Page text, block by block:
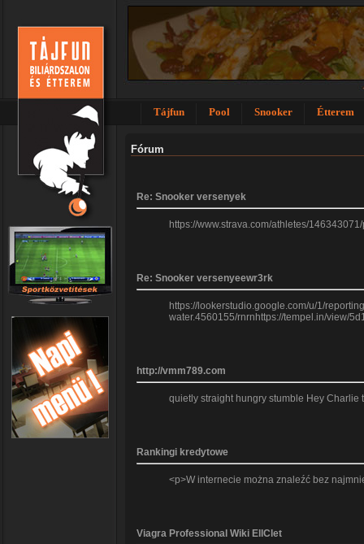
Tájfun Pool Snooker Étterem
Fórum
Re: Snooker versenyek
https://www.strava.com/athletes/
Re: Snooker versenyeewr3rk
https://lookerstudio.google.com/u/1/
water.4560155/rnrnhttps://tempel.in/view/
http://vmm789.com
quietly straight hungry stumble Hey Charlie
Rankingi kredytowe
<p>W internecie można znaleźć bez
Viagra Professional Wiki EllClet